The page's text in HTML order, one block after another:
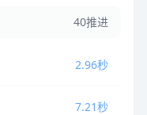
40推进
2.96秒
7.21秒